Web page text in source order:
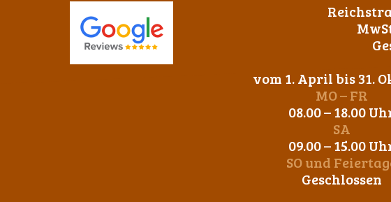
vom 1. April bis 31.
MO – FR
08.00 – 18.00
SA
09.00 – 15.00
SO und
Geschlossen